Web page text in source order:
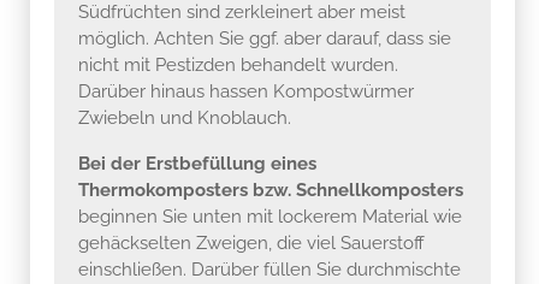
Südfrüchten sind zerkleinert aber meist
möglich. Achten Sie ggf. aber darauf, dass sie
nicht mit Pestizden behandelt wurden.
Darüber hinaus hassen Kompostwürmer
Zwiebeln und Knoblauch.
Bei der Erstbefüllung eines
Thermokomposters bzw. Schnellkomposters
beginnen Sie unten mit lockerem Material wie
gehäckselten Zweigen, die viel Sauerstoff
einschließen. Darüber füllen Sie durchmischte